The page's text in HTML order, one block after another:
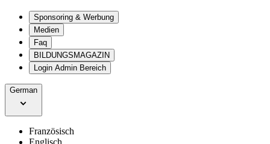
Sponsoring & Werbung
Medien
Faq
BILDUNGSMAGAZIN
Login Admin Bereich
German
Französisch